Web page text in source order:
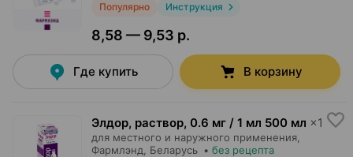
Популярно Инструкция
8,58 — 9,53 р.
Где купить В корзину
Элдор, раствор, 0.6 мг / 1 мл 500 мл ×1
для местного и наружного применения,
Фармлэнд , Беларусь • без рецепта